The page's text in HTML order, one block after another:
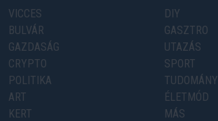
VICCES
BULVÁR
GAZDASÁG
CRYPTO
POLITIKA
ART
KERT
DIY
GASZTRO
UTAZÁS
SPORT
TUDOMÁNY
ÉLETMÓD
MÁS